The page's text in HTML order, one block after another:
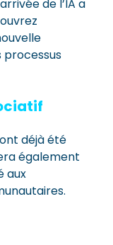
de l’IA a
déjà été
également
aux